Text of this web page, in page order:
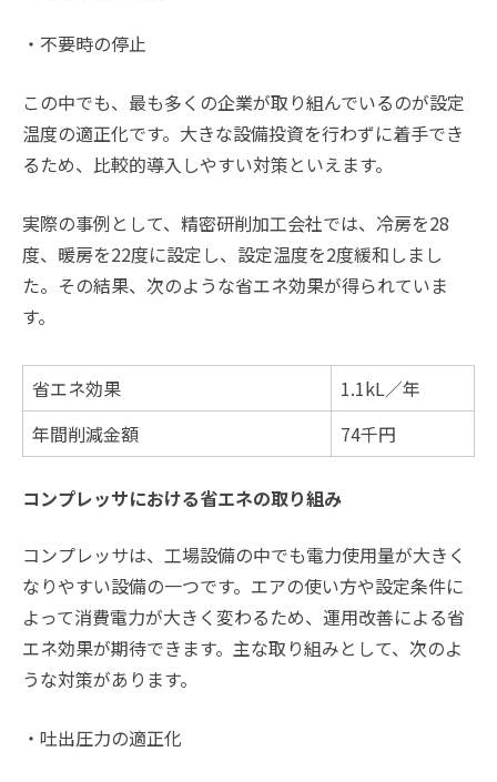
・不要時の停止
この中でも、最も多くの企業が取り組んでいるのが設定
温度の適正化です。大きな設備投資を行わずに着手でき
るため、比較的導入しやすい対策といえます。
実際の事例として、精密研削加工会社では、冷房を28
度、暖房を22度に設定し、設定温度を2度緩和しまし
た。その結果、次のような省エネ効果が得られていま
す。
省エネ効果
1.1kL／年
年間削減金額
74千円
コンプレッサにおける省エネの取り組み
コンプレッサは、工場設備の中でも電力使用量が大きく
なりやすい設備の一つです。エアの使い方や設定条件に
よって消費電力が大きく変わるため、運用改善による省
エネ効果が期待できます。主な取り組みとして、次のよ
うな対策があります。
・吐出圧力の適正化